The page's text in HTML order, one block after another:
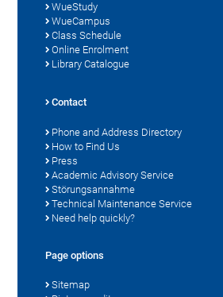
WueStudy
WueCampus
Class Schedule
Online Enrolment
Library Catalogue
Contact
Phone and Address Directory
How to Find Us
Press
Academic Advisory Service
Störungsannahme
Technical Maintenance Service
Need help quickly?
Page options
Sitemap